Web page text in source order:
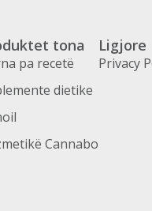
tona
pa recetë
dietike
Cannabo
Ligjore
Privacy